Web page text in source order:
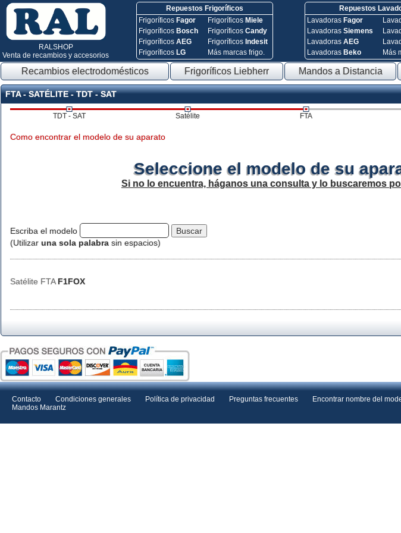
RALSHOP
Venta de recambios y accesorios
Repuestos Frigoríficos
Frigoríficos Fagor
Frigoríficos Bosch
FrigoríficosAEG
Frigoríficos LG
Frigoríficos Miele
FrigoríficosCandy
Frigoríficos Indesit
Más marcas frigo.
Repuestos
Lavadoras Fagor
Lavadoras Siemens
Lavadoras AEG
Lavadoras Beko
Más
Recambios electrodomésticos Frigoríficos Liebherr Mandos a Distancia
FTA - SATÉLITE - TDT - SAT
TDT - SAT Satélite FTA
Como encontrar el modelo de su aparato
Seleccione el modelo de su
Si no lo encuentra, háganos una consulta y lo buscaremos
Escriba el modelo
(Utilizar una sola palabra sin espacios)
Satélite FTA F1FOX
Contacto Condiciones generales Política de privacidad Preguntas frecuentes Encontrar nombre del
Mandos Marantz